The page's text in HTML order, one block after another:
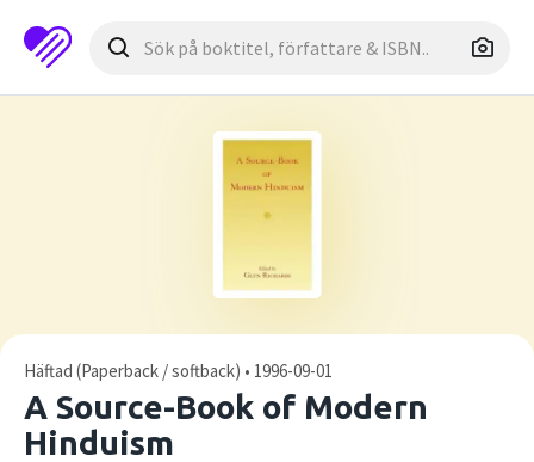
Häftad (Paperback / softback) • 1996-09-01
A Source-Book of Modern
Hinduism